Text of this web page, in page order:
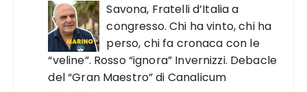
Savona, Fratelli d’Italia a
congresso. Chi ha vinto, chi ha
perso, chi fa cronaca con le
“veline”. Rosso “ignora” Invernizzi. Debacle
del “Gran Maestro” di Canalicum